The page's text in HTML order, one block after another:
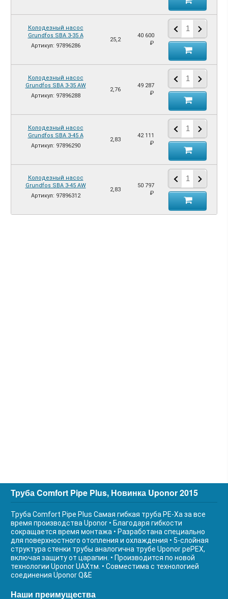
Колодезный насос
Grundfos SBA 3-35 A
Артикул: 97896286
25,2
40 600
₽
Колодезный насос
Grundfos SBA 3-35 AW
Артикул: 97896288
2,76
49 287
₽
Колодезный насос
Grundfos SBA 3-45 A
Артикул: 97896290
2,83
42 111
₽
Колодезный насос
Grundfos SBA 3-45 AW
Артикул: 97896312
2,83
50 797
₽
Труба Comfort Pipe Plus, Новинка Uponor 2015
Труба Comfort Pipe Plus Самая гибкая труба РЕ-Ха за все
время производства Uponor • Благодаря гибкости
сокращается время монтажа • Разработана специально
для поверхностного отопления и охлаждения • 5-слойная
структура стенки трубы аналогична трубе Uponor реPEX,
включая защиту от царапин. • Производится по новой
технологии Uponor UAXтм. • Совместима с технологией
соединения Uponor Q&E
Наши преимущества